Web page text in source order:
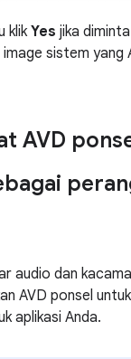
klik Yes jika
sistem yang
AVD
audio dan
AVD ponsel
aplikasi Anda.